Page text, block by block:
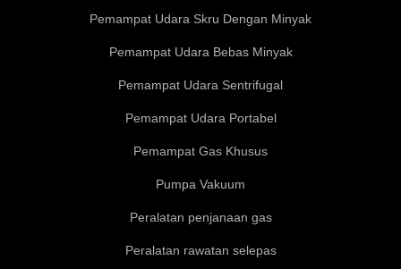
Pemampat Udara Skru Dengan Minyak
Pemampat Udara Bebas Minyak
Pemampat Udara Sentrifugal
Pemampat Udara Portabel
Pemampat Gas Khusus
Pumpa Vakuum
Peralatan penjanaan gas
Peralatan rawatan selepas